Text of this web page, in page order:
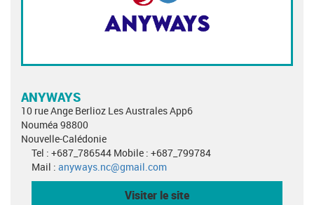
ANYWAYS
10 rue Ange Berlioz Les Australes App6
Nouméa 98800
Nouvelle-Calédonie
Tel : +687_786544 Mobile : +687_799784
Mail : anyways.nc@gmail.com
Visiter le site